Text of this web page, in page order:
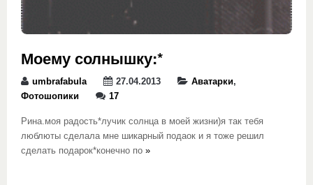
Моему солнышку:*
umbrafabula 27.04.2013 Аватарки,
Фотошопики
17
Рина.моя радость*лучик солнца в моей жизни)я так тебя
люблюты сделала мне шикарный подаок и я тоже решил
сделать подарок*конечно по »